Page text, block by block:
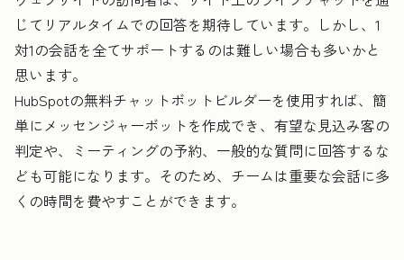
じてリアルタイムでの回答を期待しています。しかし、1
対1の会話を全てサポートするのは難しい場合も多いかと
思います。
HubSpotの無料チャットボットビルダーを使用すれば、簡
単にメッセンジャーボットを作成でき、有望な見込み客の
判定や、ミーティングの予約、一般的な質問に回答するな
ども可能になります。そのため、チームは重要な会話に多
くの時間を費やすことができます。